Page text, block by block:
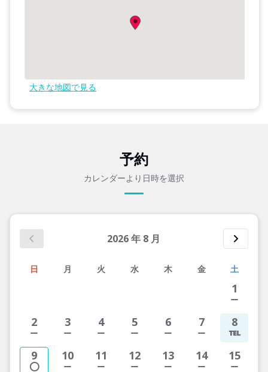
大きな地図で見る
予約
カレンダーより日時を選択
2026年 8 月
日 月 火 水 木 金 土
1
2 3 4 5 6 7 8
9 10 11 12 13 14 15